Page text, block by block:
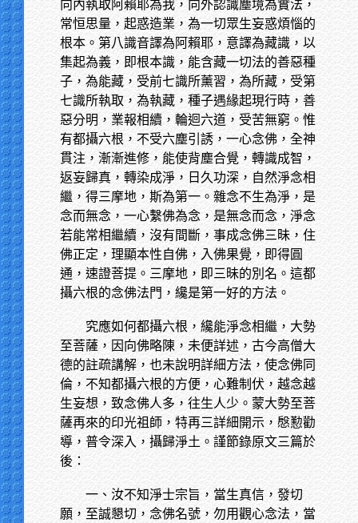
向內執取阿賴耶為我，向外認識塵境為實法，
常恒思量，起惑造業，為一切眾生妄惑煩惱的
根本。第八識音譯為阿賴耶，意譯為藏識，以
集起為義，即根本識，能含藏一切法的善惡種
子，為能藏，受前七識所薰習，為所藏，受第
七識所執取，為執藏，種子遇緣起現行時，善
惡分明，業報相續，輪迴六道，受苦無窮。惟
有都攝六根，不受六塵引誘，一心念佛，全神
貫注，漸漸進修，能使背塵合覺，轉識成智，
返妄歸真，轉染成淨，日久功深，自然淨念相
繼，得三摩地，斯為第一。雜念不生為淨，是
念而無念，一心繫佛為念，是無念而念，淨念
若能常相繼續，沒有間斷，事成念佛三昧，住
佛正定，理顯本性自佛，入佛果覺，即得圓
通，速證菩提。三摩地，即三昧的別名。這都
攝六根的念佛法門，纔是第一好的方法。
究應如何都攝六根，纔能淨念相繼，大勢
至菩薩，因向佛略陳，未便詳述，古今高僧大
德的註疏講解，也未說明詳細方法，使念佛同
倫，不知都攝六根的方便，心難制伏，越念越
生妄想，致念佛人多，往生人少。蒙大勢至菩
薩再來的印光祖師，特再三詳細開示，慇懃勸
導，普令深入，攝歸淨土。謹節錄原文三篇於
後：
一、汝不知淨士宗旨，當生真信，發切
願，至誠懇切，念佛名號，勿用觀心念法，當